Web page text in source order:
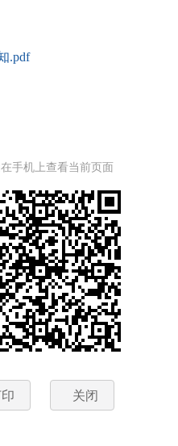
.pdf
手机上查看当前页面
关闭